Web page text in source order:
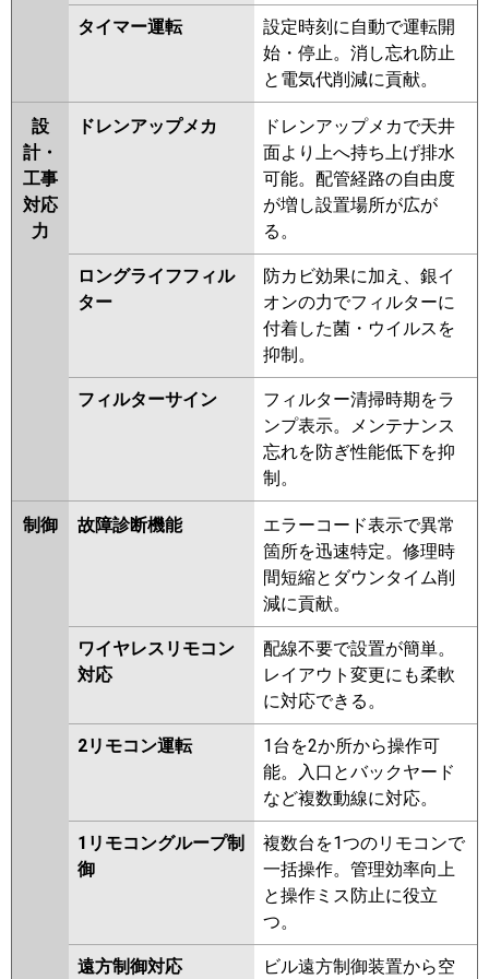
FDTZ565HKA5SA-airf
FDTZ565HKA5SA
FDTZ565HK5SA-osj
FDTZ565HK5SA-rak
FDTZ565HK5SA-airf
FDTZ565HK5SA FDTZ565HK5S-
FDTZ565HK5S-rak
FDTZ565HK5S-airf
FDTZ565HK5S-airflex
FDTZ565HK5S FDTZ565HK5S-
rakuri-na
PA-P56U7SGNBX PA-P56U7SGNB
PA-P56U7SGB
P56U7SG PA-P56U6SGB PA-
P56U6SGNB PA-P56U6SG PA-
P56U6SGN
タイマー運転
設定時刻に自動で運転開
始・停止。消し忘れ防止
と電気代削減に貢献。
設
計・
工事
対応
力
ドレンアップメカ
ドレンアップメカで天井
面より上へ持ち上げ排水
可能。配管経路の自由度
が増し設置場所が広が
る。
ロングライフフィル
ター
防カビ効果に加え、銀イ
オンの力でフィルターに
付着した菌・ウイルスを
抑制。
フィルターサイン
フィルター清掃時期をラ
ンプ表示。メンテナンス
忘れを防ぎ性能低下を抑
制。
制御 故障診断機能
エラーコード表示で異常
箇所を迅速特定。修理時
間短縮とダウンタイム削
減に貢献。
ワイヤレスリモコン
対応
配線不要で設置が簡単。
レイアウト変更にも柔軟
に対応できる。
2リモコン運転
1台を2か所から操作可
能。入口とバックヤード
など複数動線に対応。
1リモコングループ制
御
複数台を1つのリモコンで
一括操作。管理効率向上
と操作ミス防止に役立
つ。
遠方制御対応
ビル遠方制御装置から空